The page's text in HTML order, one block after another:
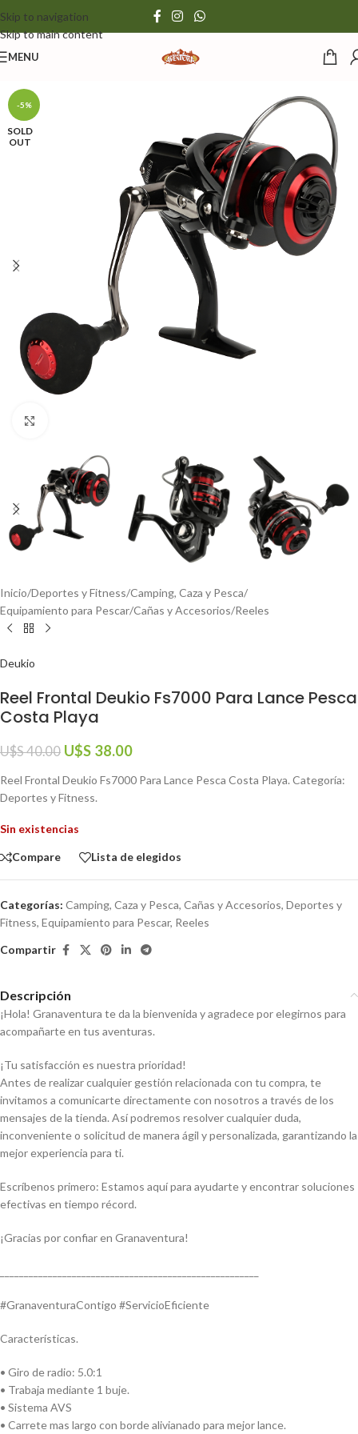
Skip to navigation
Skip to main content
MENU
-5%
SOLD
OUT
Inicio/Deportes y Fitness/Camping, Caza y Pesca/
Equipamiento para Pescar/Cañas y Accesorios/Reeles
Deukio
Reel Frontal Deukio Fs7000 Para Lance Pesca
Costa Playa
U$S40.00 U$S 38.00
Reel Frontal Deukio Fs7000 Para Lance Pesca Costa Playa. Categoría:
Deportes y Fitness.
Sin existencias
Compare Lista de elegidos
Categorías: Camping, Caza y Pesca, Cañas y Accesorios, Deportes y
Fitness, Equipamiento para Pescar, Reeles
Compartir
Descripción
¡Hola! Granaventura te da la bienvenida y agradece por elegirnos para
acompañarte en tus aventuras.
¡Tu satisfacción es nuestra prioridad!
Antes de realizar cualquier gestión relacionada con tu compra, te
invitamos a comunicarte directamente con nosotros a través de los
mensajes de la tienda. Así podremos resolver cualquier duda,
inconveniente o solicitud de manera ágil y personalizada, garantizando la
mejor experiencia para ti.
Escríbenos primero: Estamos aquí para ayudarte y encontrar soluciones
efectivas en tiempo récord.
¡Gracias por confiar en Granaventura!
#GranaventuraContigo #ServicioEficiente
Características.
• Giro de radio: 5.0:1
• Trabaja mediante 1 buje.
• Sistema AVS
• Carrete mas largo con borde alivianado para mejor lance.